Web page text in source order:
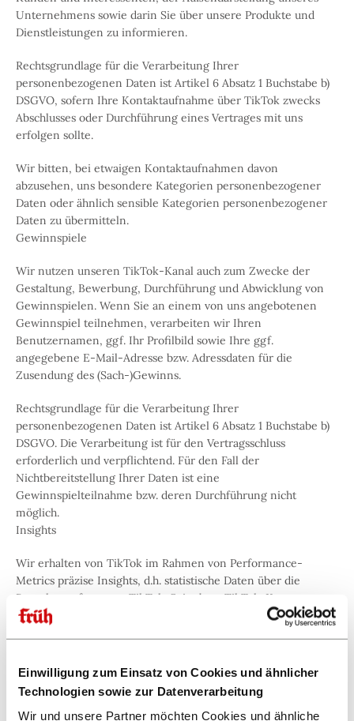
Einwilligung zum Einsatz von Cookies und ähnlicher
Technologien sowie zur Datenverarbeitung
Wir und unsere Partner möchten Cookies und ähnliche
Unternehmens sowie darin Sie über unsere Produkte und
Dienstleistungen zu informieren.
Rechtsgrundlage für die Verarbeitung Ihrer
personenbezogenen Daten ist Artikel 6 Absatz 1 Buchstabe b)
DSGVO, sofern Ihre Kontaktaufnahme über TikTok zwecks
Abschlusses oder Durchführung eines Vertrages mit uns
erfolgen sollte.
Wir bitten, bei etwaigen Kontaktaufnahmen davon
abzusehen, uns besondere Kategorien personenbezogener
Daten oder ähnlich sensible Kategorien personenbezogener
Daten zu übermitteln.
Gewinnspiele
Wir nutzen unseren TikTok-Kanal auch zum Zwecke der
Gestaltung, Bewerbung, Durchführung und Abwicklung von
Gewinnspielen. Wenn Sie an einem von uns angebotenen
Gewinnspiel teilnehmen, verarbeiten wir Ihren
Benutzernamen, ggf. Ihr Profilbild sowie Ihre ggf.
angegebene E-Mail-Adresse bzw. Adressdaten für die
Zusendung des (Sach-)Gewinns.
Rechtsgrundlage für die Verarbeitung Ihrer
personenbezogenen Daten ist Artikel 6 Absatz 1 Buchstabe b)
DSGVO. Die Verarbeitung ist für den Vertragsschluss
erforderlich und verpflichtend. Für den Fall der
Nichtbereitstellung Ihrer Daten ist eine
Gewinnspielteilnahme bzw. deren Durchführung nicht
möglich.
Insights
Wir erhalten von TikTok im Rahmen von Performance-
Metrics präzise Insights, d.h. statistische Daten über die
Besucher auf unserer TikTok-Seite bzw. TikTok-Kampagnen
in pseudonymer Form (wie z. B. die Kategorisierung der
unserer Nutzer anpassen.
Die Rechtsgrundlage für die Verarbeitung Ihrer
personenbezogenen Daten ist Artikel 6 Absatz 1 Buchstabe f)